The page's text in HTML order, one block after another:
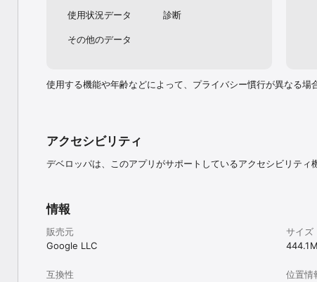
使用状況データ 診断
その他のデータ
使用する機能や年齢などによって、プライバシー慣行が異なる場
アクセシビリティ
デベロッパは、このアプリがサポートしているアクセシビリティ
情報
販売元
Google LLC
サイズ
444.1
互換性
位置情